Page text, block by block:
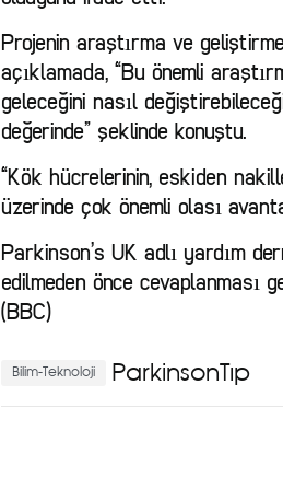
Projenin araştırma ve
açıklamada, “Bu önemli
geleceğini nasıl
değerinde” şeklinde konuştu.
“Kök hücrelerinin, eskiden
üzerinde çok önemli olası
Parkinson’s UK adlı yardım
edilmeden önce cevaplanması
(BBC)
Bilim-Teknoloji ParkinsonTıp